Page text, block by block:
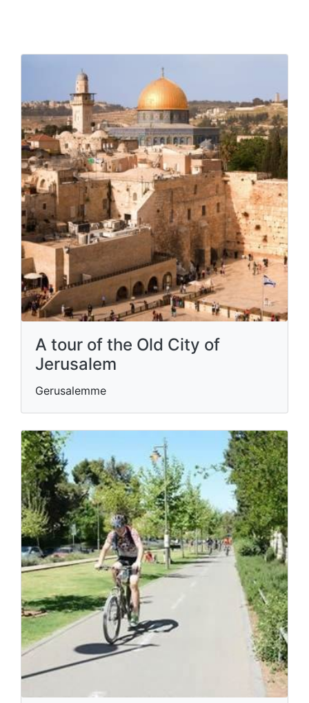
A tour of the Old City of
Jerusalem
Gerusalemme